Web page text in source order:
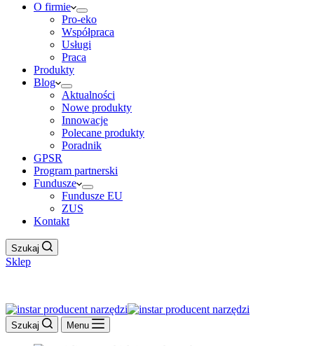
O firmie
Pro-eko
Współpraca
Usługi
Praca
Produkty
Blog
Aktualności
Nowe produkty
Innowacje
Polecane produkty
Poradnik
GPSR
Program partnerski
Fundusze
Fundusze EU
ZUS
Kontakt
Szukaj
Sklep
Szukaj Menu